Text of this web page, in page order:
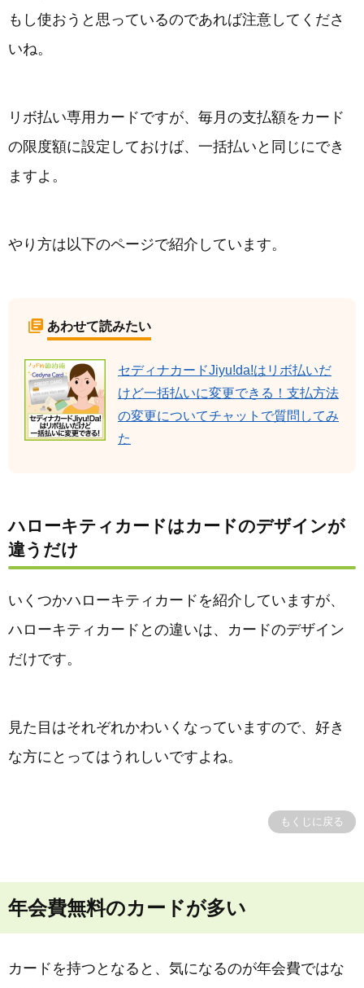
もし使おうと思っているのであれば注意してくださ
いね。
リボ払い専用カードですが、毎月の支払額をカード
の限度額に設定しておけば、一括払いと同じにでき
ますよ。
やり方は以下のページで紹介しています。
あわせて読みたい
セディナカードJiyu!da!はリボ払いだ
けど一括払いに変更できる！支払方法
の変更についてチャットで質問してみ
た
ハローキティカードはカードのデザインが
違うだけ
いくつかハローキティカードを紹介していますが、
ハローキティカードとの違いは、カードのデザイン
だけです。
見た目はそれぞれかわいくなっていますので、好き
な方にとってはうれしいですよね。
もくじに戻る
年会費無料のカードが多い
カードを持つとなると、気になるのが年会費ではな